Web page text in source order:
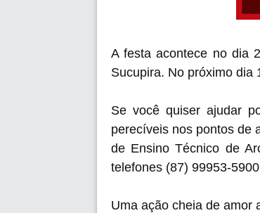
A festa acontece no dia
Sucupira. No próximo dia
Se você quiser ajudar
perecíveis nos pontos de
de Ensino Técnico de
telefones (87) 99953-
Uma ação cheia de amor